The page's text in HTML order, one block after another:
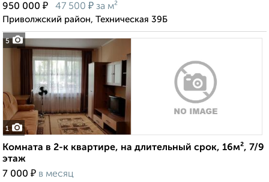
5
950 000 ₽ 47 500 ₽ за м²
Приволжский район, Техническая 39Б
1
Комната в 2-к квартире, на длительный срок, 16м², 7/9
этаж
7 000 ₽ в месяц